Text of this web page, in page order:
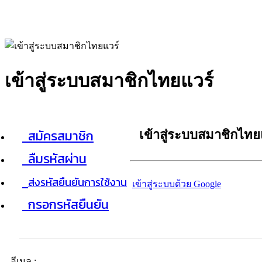
เข้าสู่ระบบสมาชิกไทยแวร์
สมัครสมาชิก
ลืมรหัสผ่าน
ส่งรหัสยืนยันการใช้งาน
กรอกรหัสยืนยัน
เข้าสู่ระบบสมาชิกไท
เข้าสู่ระบบด้วย Google